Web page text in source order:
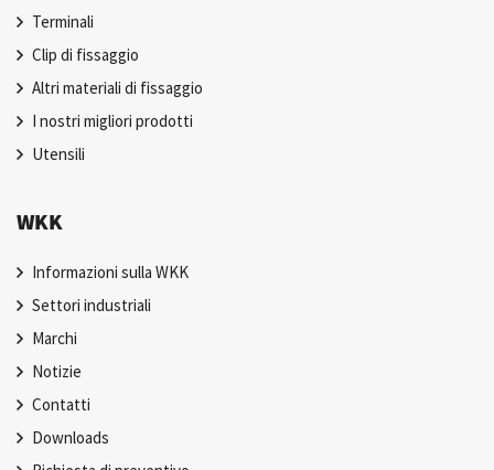
Terminali
Clip di fissaggio
Altri materiali di fissaggio
I nostri migliori prodotti
Utensili
WKK
Informazioni sulla WKK
Settori industriali
Marchi
Notizie
Contatti
Downloads